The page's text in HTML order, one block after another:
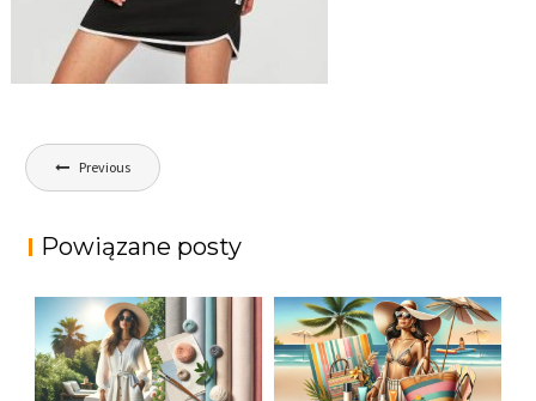
Nawigacja
wpisu
Previous
Powiązane posty
LETNIA MODA
JAK STYLOWO